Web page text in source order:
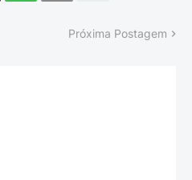
Próxima Postagem